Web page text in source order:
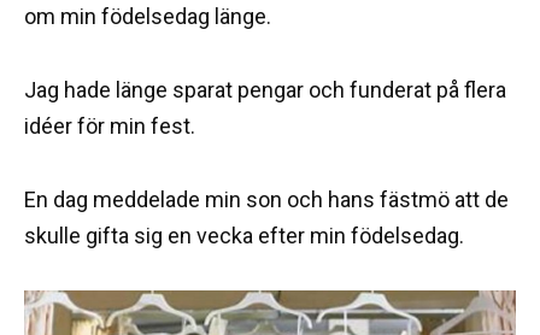
om min födelsedag länge.
Jag hade länge sparat pengar och funderat på flera
idéer för min fest.
En dag meddelade min son och hans fästmö att de
skulle gifta sig en vecka efter min födelsedag.